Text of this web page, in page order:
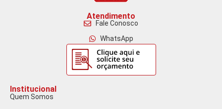
Atendimento
Fale Conosco
WhatsApp
Institucional
Quem Somos